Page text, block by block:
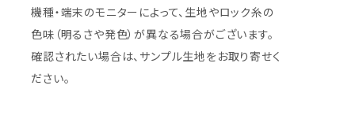
機種・端末のモニターによって、生地やロック糸の
色味（明るさや発色）が異なる場合がございます。
確認されたい場合は、サンプル生地をお取り寄せく
ださい。